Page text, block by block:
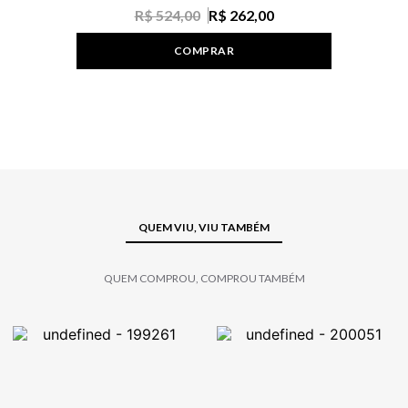
R$ 524,00 R$ 262,00
COMPRAR
QUEM VIU, VIU TAMBÉM
QUEM COMPROU, COMPROU TAMBÉM